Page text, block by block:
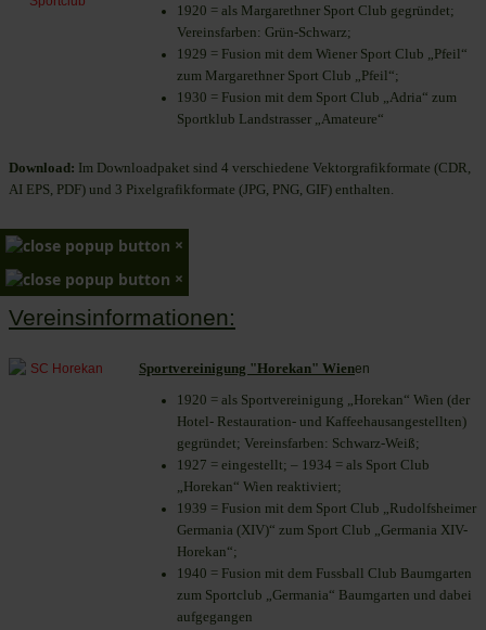
1920 = als Margarethner Sport Club gegründet;
Vereinsfarben: Grün-Schwarz;
1929 = Fusion mit dem Wiener Sport Club „Pfeil“
zum Margarethner Sport Club „Pfeil“;
1930 = Fusion mit dem Sport Club „Adria“ zum
Sportklub Landstrasser „Amateure“
Download: Im Downloadpaket sind 4 verschiedene Vektorgrafikformate (CDR,
AI EPS, PDF) und 3 Pixelgrafikformate (JPG, PNG, GIF) enthalten.
×
×
Vereinsinformationen:
Sportvereinigung "Horekan" Wienen
1920 = als Sportvereinigung „Horekan“ Wien (der
Hotel- Restauration- und Kaffeehausangestellten)
gegründet; Vereinsfarben: Schwarz-Weiß;
1927 = eingestellt; – 1934 = als Sport Club
„Horekan“ Wien reaktiviert;
1939 = Fusion mit dem Sport Club „Rudolfsheimer
Germania (XIV)“ zum Sport Club „Germania XIV-
Horekan“;
1940 = Fusion mit dem Fussball Club Baumgarten
zum Sportclub „Germania“ Baumgarten und dabei
aufgegangen